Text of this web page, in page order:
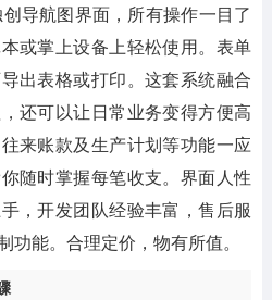
导航图界面，所有操作一目了
或掌上设备上轻松使用。表单
出表格或打印。这套系统融合
还可以让日常业务变得方便高
来账款及生产计划等功能一应
随时掌握每笔收支。界面人性
，开发团队经验丰富，售后服
能。合理定价，物有所值。